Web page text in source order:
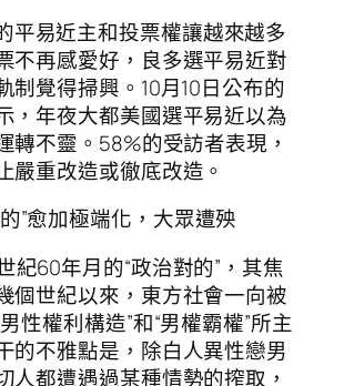
平易近主和投票權讓越來越多
不再感愛好，良多選平易近對
制覺得掃興。10月10日公布的
，年夜大都美國選平易近以為
轉不靈。58%的受訪者表現，
嚴重改造或徹底改造。
”愈加極端化，大眾遭殃
紀60年月的“政治對的”，其焦
個世紀以來，東方社會一向被
性權利構造”和“男權霸權”所主
的不雅點是，除白人異性戀男
人都遭遇過某種情勢的搾取，